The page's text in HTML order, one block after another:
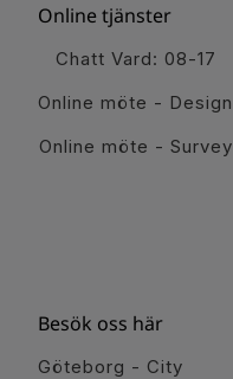
Online tjänster
Chatt Vard: 08-17
Online möte - Design
Online möte - Survey
Besök oss här
Göteborg - City